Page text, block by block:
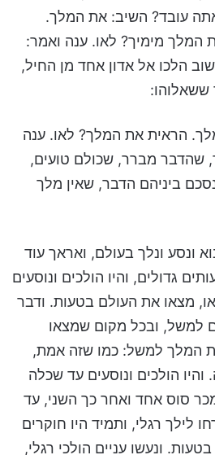
אתה עובד? השיב: את המלך.
המלך מימיך? לאו. ענה ואמר:
הלכו אל אדון אחד מן החיל,
ששאלוהו:
הראית את המלך? לאו. ענה
שהדבר מברר, שכולם טועים,
ביניהם הדבר, שאין מלך
ונסע ונלך בעולם, ואראך עוד
גדולים, והיו הולכים ונוסעים
מצאו את העולם בטעות. ודבר
למשל, ובכל מקום שמצאו
המלך למשל: כמו שזה אמת,
הולכים ונוסעים עד שכלה
סוס אחד ואחר כך השני, עד
לילך רגלי, ותמיד היו חוקרים
ונעשו עניים הולכי רגלי,